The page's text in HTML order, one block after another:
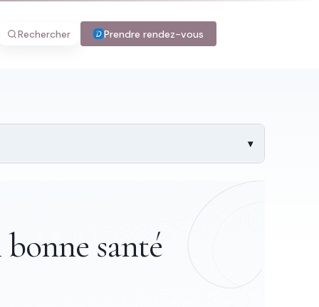
Rechercher Prendre rendez-vous
santé